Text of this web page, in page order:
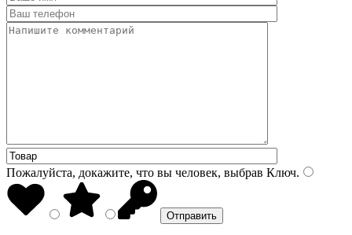
Пожалуйста, докажите, что вы человек, выбрав Ключ.